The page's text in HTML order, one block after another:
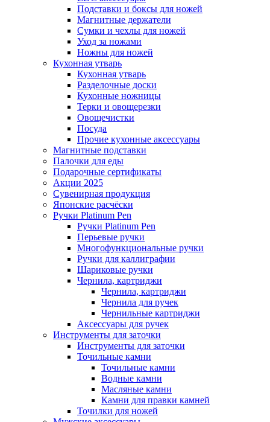
Подставки и боксы для ножей
Магнитные держатели
Сумки и чехлы для ножей
Уход за ножами
Ножны для ножей
Кухонная утварь
Кухонная утварь
Разделочные доски
Кухонные ножницы
Терки и овощерезки
Овощечистки
Посуда
Прочие кухонные аксессуары
Магнитные подставки
Палочки для еды
Подарочные сертификаты
Акции 2025
Сувенирная продукция
Японские расчёски
Ручки Platinum Pen
Ручки Platinum Pen
Перьевые ручки
Многофункциональные ручки
Ручки для каллиграфии
Шариковые ручки
Чернила, картриджи
Чернила, картриджи
Чернила для ручек
Чернильные картриджи
Аксессуары для ручек
Инструменты для заточки
Инструменты для заточки
Точильные камни
Точильные камни
Водные камни
Масляные камни
Камни для правки камней
Точилки для ножей